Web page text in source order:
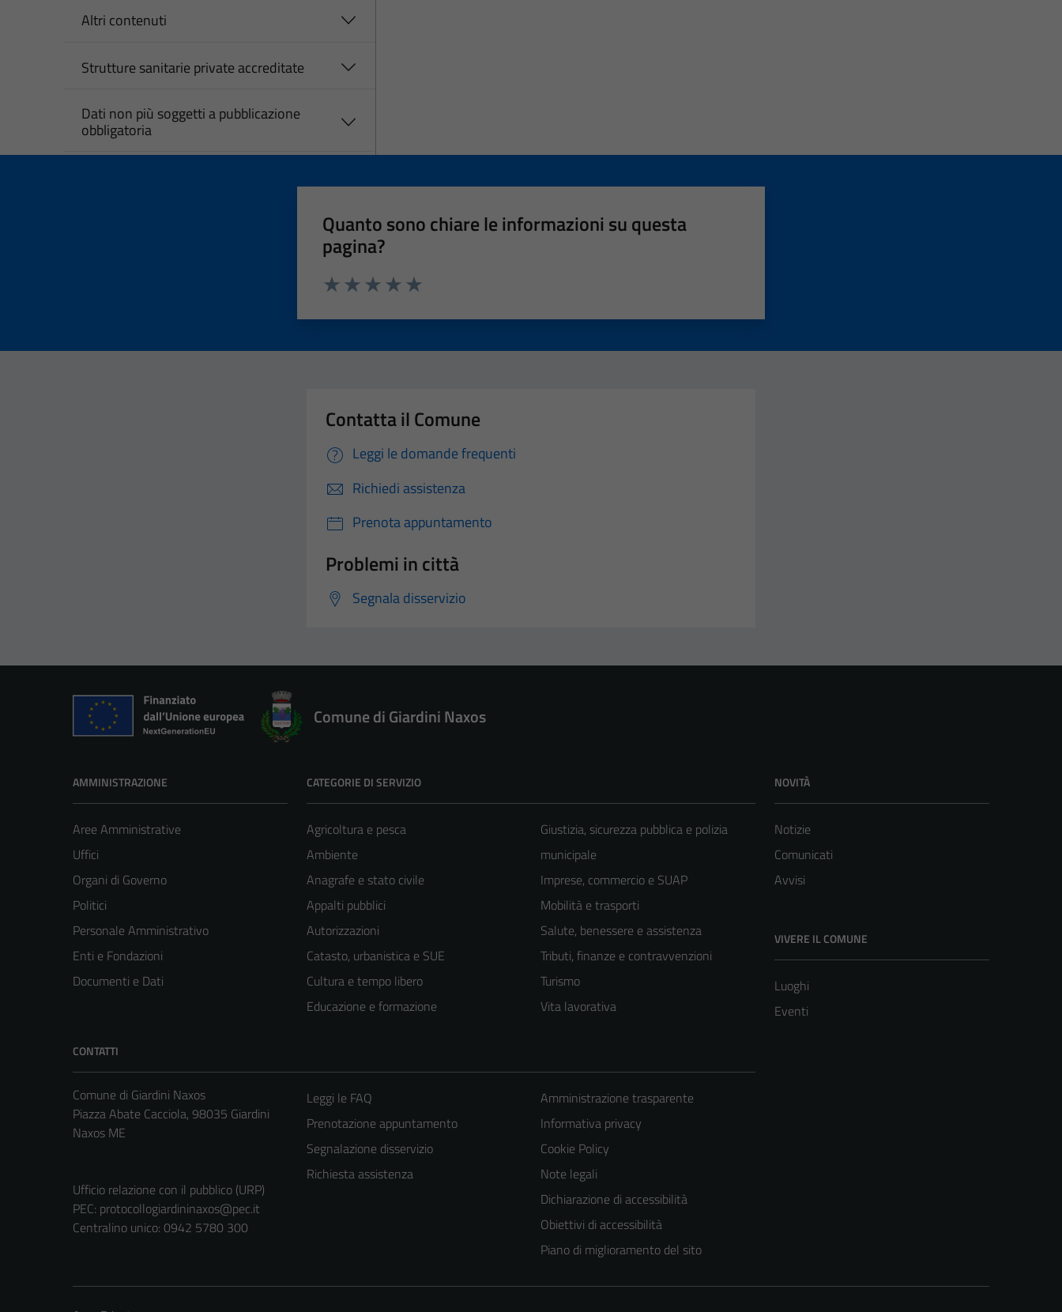
Altri contenuti
Strutture sanitarie private accreditate
Dati non più soggetti a pubblicazione
obbligatoria
Quanto sono chiare le informazioni su questa
pagina?
Contatta il Comune
Leggi le domande frequenti
Richiedi assistenza
Prenota appuntamento
Problemi in città
Segnala disservizio
Comune di Giardini Naxos
AMMINISTRAZIONE
Aree Amministrative
Uffici
Organi di Governo
Politici
Personale Amministrativo
Enti e Fondazioni
Documenti e Dati
CATEGORIE DI SERVIZIO
Agricoltura e pesca
Ambiente
Anagrafe e stato civile
Appalti pubblici
Autorizzazioni
Catasto, urbanistica e SUE
Cultura e tempo libero
Educazione e formazione
Giustizia, sicurezza pubblica e polizia
municipale
Imprese, commercio e SUAP
Mobilità e trasporti
Salute, benessere e assistenza
Tributi, finanze e contravvenzioni
Turismo
Vita lavorativa
NOVITÀ
Notizie
Comunicati
Avvisi
VIVERE IL COMUNE
Luoghi
Eventi
CONTATTI
Comune di Giardini Naxos
Piazza Abate Cacciola, 98035 Giardini
Naxos ME
Ufficio relazione con il pubblico (URP)
PEC: protocollogiardininaxos@pec.it
Centralino unico: 0942 5780 300
Leggi le FAQ
Prenotazione appuntamento
Segnalazione disservizio
Richiesta assistenza
Amministrazione trasparente
Informativa privacy
Cookie Policy
Note legali
Dichiarazione di accessibilità
Obiettivi di accessibilità
Piano di miglioramento del sito
Tecnici
Questi cookie
sono necessari
per il
funzionamento